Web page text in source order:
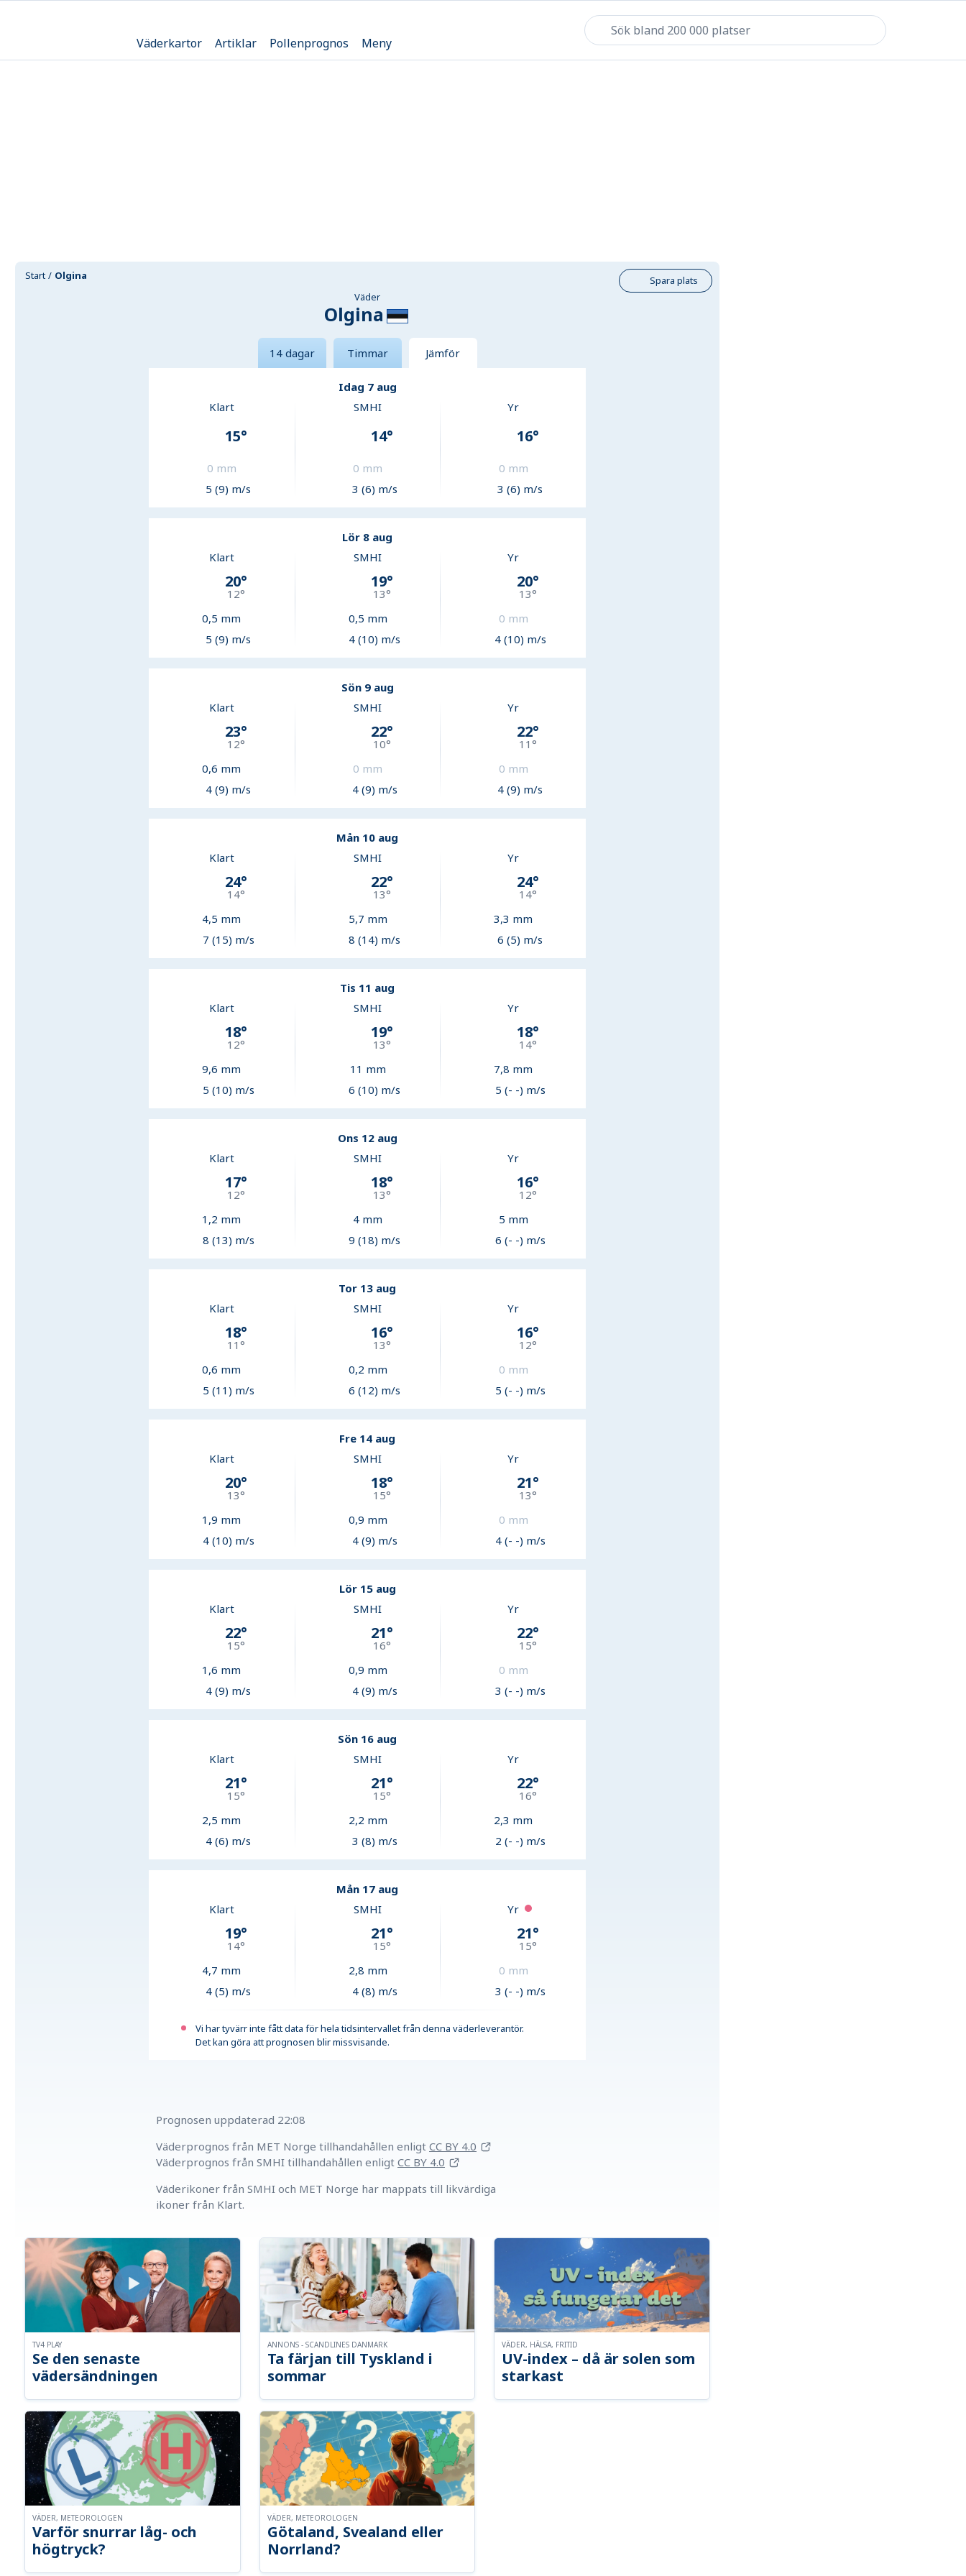
Väderkartor Artiklar Pollenprognos Meny
Start Olgina
Spara plats
Väder
Olgina
14 dagar Timmar Jämför
Idag 7 aug
Klart
15°
0 mm
5 (9) m/s
SMHI
14°
0 mm
3 (6) m/s
Yr
16°
0 mm
3 (6) m/s
Lör 8 aug
Klart
20°
12°
0,5 mm
5 (9) m/s
SMHI
19°
13°
0,5 mm
4 (10) m/s
Yr
20°
13°
0 mm
4 (10) m/s
Sön 9 aug
Klart
23°
12°
0,6 mm
4 (9) m/s
SMHI
22°
10°
0 mm
4 (9) m/s
Yr
22°
11 °
0 mm
4 (9) m/s
Mån 10 aug
Klart
24°
14°
4,5 mm
7 (15) m/s
SMHI
22°
13°
5,7 mm
8 (14) m/s
Yr
24°
14°
3,3 mm
6 (5) m/s
Tis 11 aug
Klart
18°
12°
9,6 mm
5 (10) m/s
SMHI
19°
13°
11 mm
6 (10) m/s
Yr
18°
14°
7,8 mm
5 (- -) m/s
Ons 12 aug
Klart
17°
12°
1,2 mm
8 (13) m/s
SMHI
18°
13°
4 mm
9 (18) m/s
Yr
16°
12°
5 mm
6 (- -) m/s
Tor 13 aug
Klart
18°
11 °
0,6 mm
5 (11) m/s
SMHI
16°
13°
0,2 mm
6 (12) m/s
Yr
16°
12°
0 mm
5 (- -) m/s
Fre 14 aug
Klart
20°
13°
1,9 mm
4 (10) m/s
SMHI
18°
15°
0,9 mm
4 (9) m/s
Yr
21°
13°
0 mm
4 (- -) m/s
Lör 15 aug
Klart
22°
15°
1,6 mm
4 (9) m/s
SMHI
21°
16°
0,9 mm
4 (9) m/s
Yr
22°
15°
0 mm
3 (- -) m/s
Sön 16 aug
Klart
21°
15°
2,5 mm
4 (6) m/s
SMHI
21°
15°
2,2 mm
3 (8) m/s
Yr
22°
16°
2,3 mm
2 (- -) m/s
Mån 17 aug
Klart
19°
14°
4,7 mm
4 (5) m/s
SMHI
21°
15°
2,8 mm
4 (8) m/s
Yr
21°
15°
0 mm
3 (- -) m/s
Vi har tyvärr inte fått data för hela tidsintervallet från denna väderleverantör.
Det kan göra att prognosen blir missvisande.
Prognosen uppdaterad 22:08
Väderprognos från MET Norge tillhandahållen enligt CC BY 4.0
Väderprognos från SMHI tillhandahållen enligt CC BY 4.0
Väderikoner från SMHI och MET Norge har mappats till likvärdiga
ikoner från Klart.
Se den senaste
vädersändningen
TV4 PLAY
Ta färjan till Tyskland i
sommar
ANNONS - SCANDLINES DANMARK
UV-index – då är solen som
starkast
VÄDER, HÄLSA, FRITID
Varför snurrar låg- och
högtryck?
VÄDER, METEOROLOGEN
Götaland, Svealand eller
Norrland?
VÄDER, METEOROLOGEN